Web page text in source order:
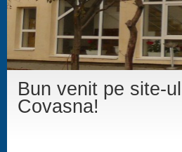
Bun venit pe site-
Covasna!